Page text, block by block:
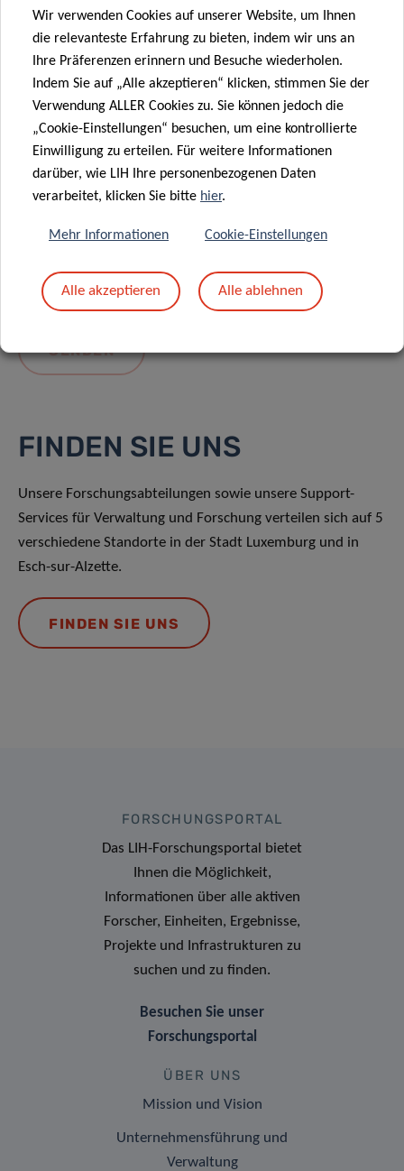
Mit dem Absenden Ihrer Nachricht erklären Sie
Datenschutzrichtlinie.
FINDEN SIE UNS
Unsere Forschungsabteilungen sowie unsere Support-
Services für Verwaltung und Forschung verteilen sich auf 5
verschiedene Standorte in der Stadt Luxemburg und in
Esch-sur-Alzette.
FINDEN SIE UNS
FORSCHUNGSPORTAL
Das LIH-Forschungsportal bietet
Ihnen die Möglichkeit,
Informationen über alle aktiven
Forscher, Einheiten, Ergebnisse,
Projekte und Infrastrukturen zu
suchen und zu finden.
Besuchen Sie unser
Forschungsportal
ÜBER UNS
Mission und Vision
Unternehmensführung und
Verwaltung
Wir verwenden Cookies auf unserer Website, um Ihnen
die relevanteste Erfahrung zu bieten, indem wir uns an
Ihre Präferenzen erinnern und Besuche wiederholen.
Indem Sie auf „Alle akzeptieren“ klicken, stimmen Sie der
Verwendung ALLER Cookies zu. Sie können jedoch die
„Cookie-Einstellungen“ besuchen, um eine kontrollierte
Einwilligung zu erteilen. Für weitere Informationen
darüber, wie LIH Ihre personenbezogenen Daten
verarbeitet, klicken Sie bitte hier.
Mehr Informationen Cookie-Einstellungen
Alle akzeptieren Alle ablehnen